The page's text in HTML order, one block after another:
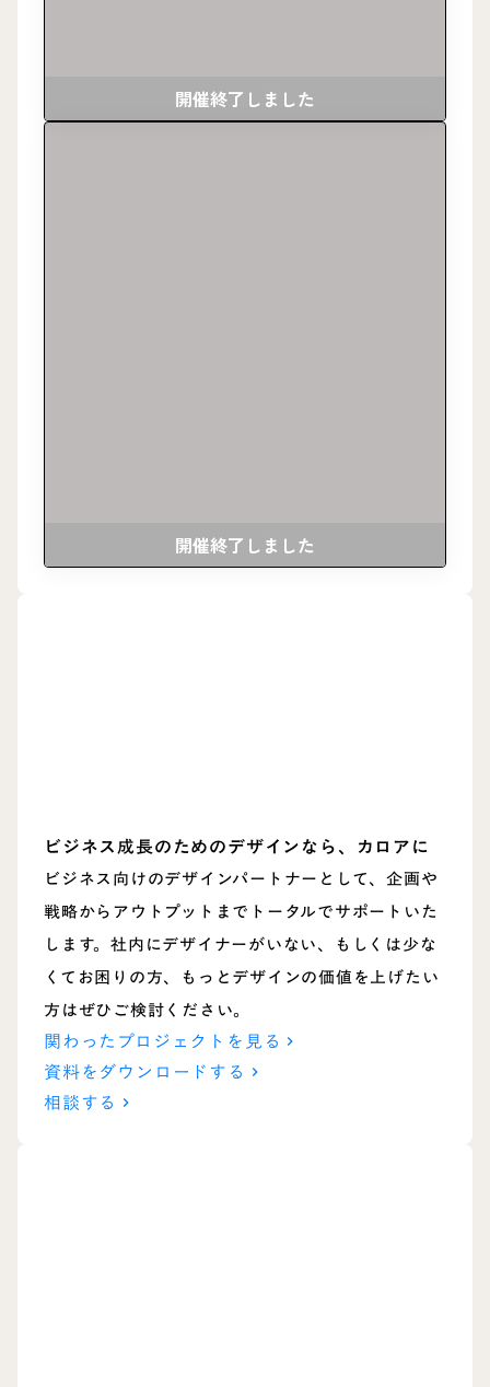
開催終了しました
開催終了しました
ビジネス成長のためのデザインなら、カロアに
ビジネス向けのデザインパートナーとして、企画や
戦略からアウトプットまでトータルでサポートいた
します。社内にデザイナーがいない、もしくは少な
くてお困りの方、もっとデザインの価値を上げたい
方はぜひご検討ください。
関わったプロジェクトを見る keyboard_arrow_right
資料をダウンロードする keyboard_arrow_right
相談する keyboard_arrow_right